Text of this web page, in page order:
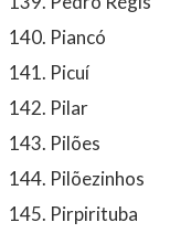
Piancó
Picuí
Pilar
Pilões
Pilõezinhos
Pirpirituba